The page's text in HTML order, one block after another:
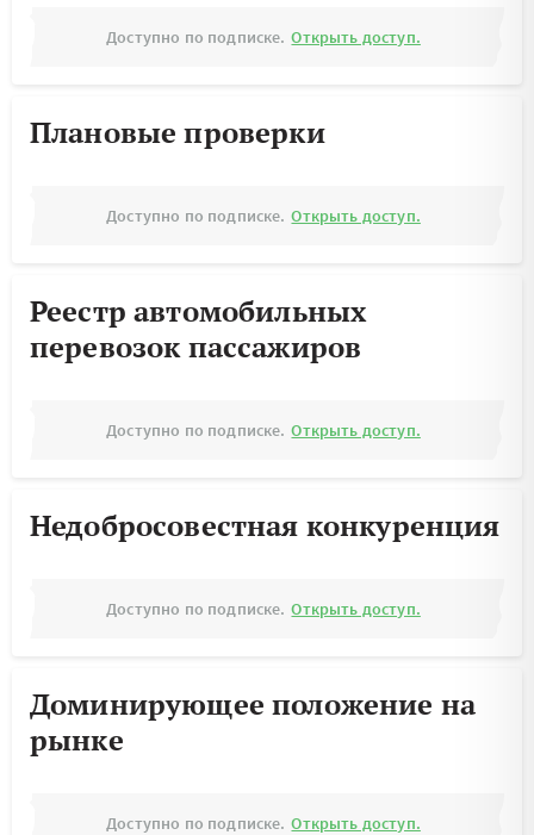
Доступно по подписке. Открыть доступ.
Плановые проверки
Доступно по подписке. Открыть доступ.
Реестр автомобильных
перевозок пассажиров
Доступно по подписке. Открыть доступ.
Недобросовестная конкуренция
Доступно по подписке. Открыть доступ.
Доминирующее положение на
рынке
Доступно по подписке. Открыть доступ.